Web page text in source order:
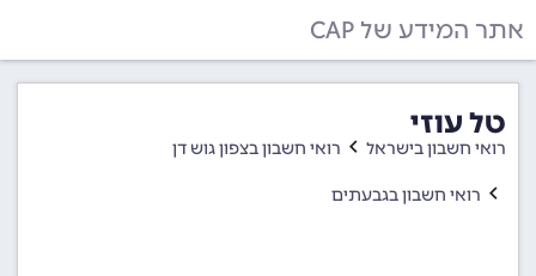
אתר המידע של CAP
טל עוזי
רואי חשבון בישראל רואי חשבון בצפון גוש דן
רואי חשבון בגבעתים